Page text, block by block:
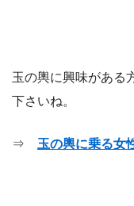
玉の輿に興味がある
下さいね。
⇒ 玉の輿に乗る女